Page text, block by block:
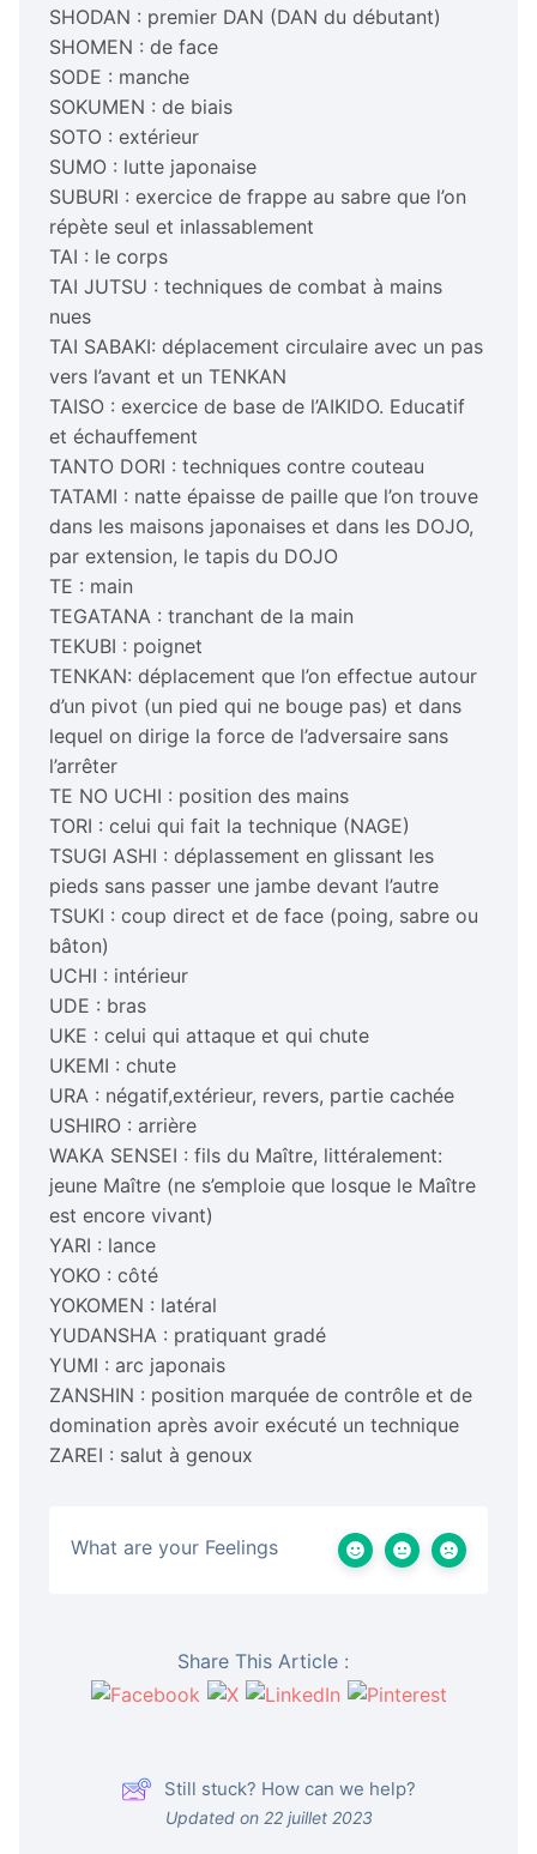
SHODAN : premier DAN (DAN du débutant)
SHOMEN : de face
SODE : manche
SOKUMEN : de biais
SOTO : extérieur
SUMO : lutte japonaise
SUBURI : exercice de frappe au sabre que l’on
répète seul et inlassablement
TAI : le corps
TAI JUTSU : techniques de combat à mains
nues
TAI SABAKI: déplacement circulaire avec un pas
vers l’avant et un TENKAN
TAISO : exercice de base de l’AIKIDO. Educatif
et échauffement
TANTO DORI : techniques contre couteau
TATAMI : natte épaisse de paille que l’on trouve
dans les maisons japonaises et dans les DOJO,
par extension, le tapis du DOJO
TE : main
TEGATANA : tranchant de la main
TEKUBI : poignet
TENKAN: déplacement que l’on effectue autour
d’un pivot (un pied qui ne bouge pas) et dans
lequel on dirige la force de l’adversaire sans
l’arrêter
TE NO UCHI : position des mains
TORI : celui qui fait la technique (NAGE)
TSUGI ASHI : déplassement en glissant les
pieds sans passer une jambe devant l’autre
TSUKI : coup direct et de face (poing, sabre ou
bâton)
UCHI : intérieur
UDE : bras
UKE : celui qui attaque et qui chute
UKEMI : chute
URA : négatif,extérieur, revers, partie cachée
USHIRO : arrière
WAKA SENSEI : fils du Maître, littéralement:
jeune Maître (ne s’emploie que losque le Maître
est encore vivant)
YARI : lance
YOKO : côté
YOKOMEN : latéral
YUDANSHA : pratiquant gradé
YUMI : arc japonais
ZANSHIN : position marquée de contrôle et de
domination après avoir exécuté un technique
ZAREI : salut à genoux
What are your Feelings
Share This Article :
Still stuck? How can we help?
Updated on 22 juillet 2023